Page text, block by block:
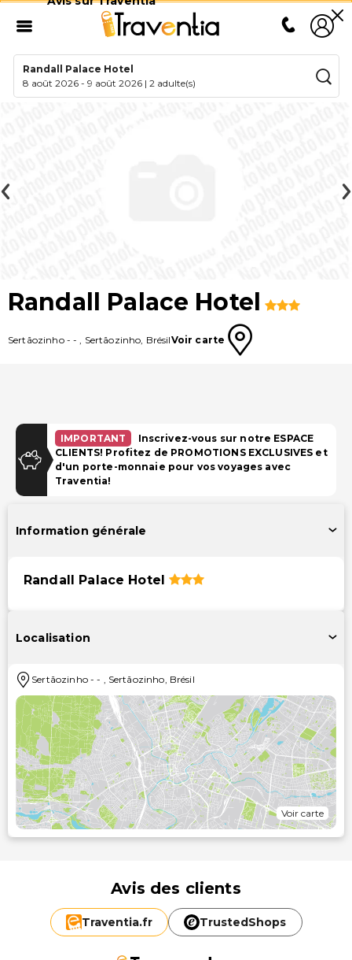
Randall Palace Hotel
8 août 2026 -9 août 2026 |2 adulte(s)
Randall Palace Hotel
Sertãozinho--, Sertãozinho, BrésilVoir carte
IMPORTANT
Inscrivez-vous sur notre ESPACE
CLIENTS! Profitez de PROMOTIONS EXCLUSIVES et
d'un porte-monnaie pour vos voyages avec
Traventia!
Information générale
Randall Palace Hotel
Localisation
Sertãozinho-- , Sertãozinho, Brésil
Voir carte
Avis des clients
Traventia.fr TrustedShops